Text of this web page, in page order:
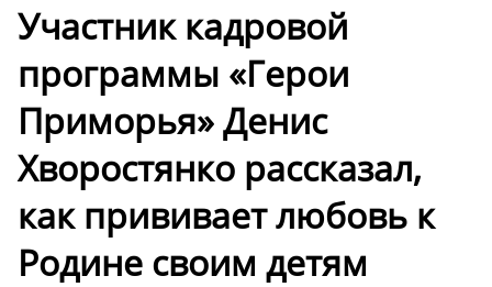
Участник кадровой
программы «Герои
Приморья» Денис
Хворостянко рассказал,
как прививает любовь к
Родине своим детям